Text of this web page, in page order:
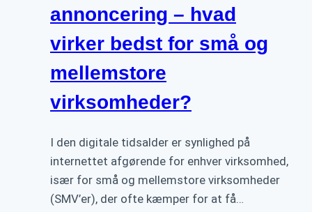
annoncering – hvad
virker bedst for små og
mellemstore
virksomheder?
I den digitale tidsalder er synlighed på
internettet afgørende for enhver virksomhed,
især for små og mellemstore virksomheder
(SMV’er), der ofte kæmper for at få…